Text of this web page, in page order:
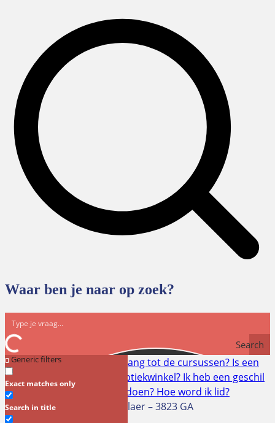
Waar ben je naar op zoek?
Search
Generic filters
Exact matches only
Search in title
Snel naar:Hoe krijg ik toegang tot de cursussen? Is een
RI&E verplicht voor mijn optiekwinkel? Ik heb een geschil
met mijn klant. Wat kan ik doen? Hoe word ik lid?
Specsavers Opticiens Emiclaer – 3823 GA